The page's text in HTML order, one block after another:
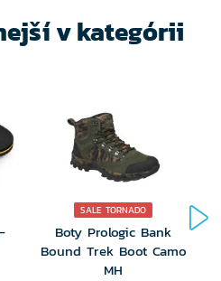
v kategórii
SALE TORNADO
Boty Prologic Bank
Bound Trek Boot Camo
MH